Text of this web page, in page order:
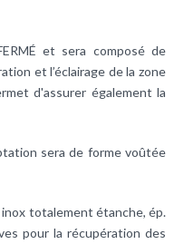
et sera composé de
et l’éclairage de la zone
d'assurer également la
sera de forme voûtée
totalement étanche, ép.
pour la récupération des